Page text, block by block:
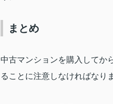
まとめ
中古マンションを購入してか
ることに注意しなければなり